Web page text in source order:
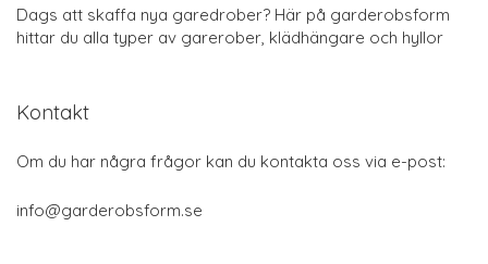
Dags att skaffa nya garedrober? Här på garderobsform
hittar du alla typer av garerober, klädhängare och hyllor
Kontakt
Om du har några frågor kan du kontakta oss via e-post:
info@garderobsform.se